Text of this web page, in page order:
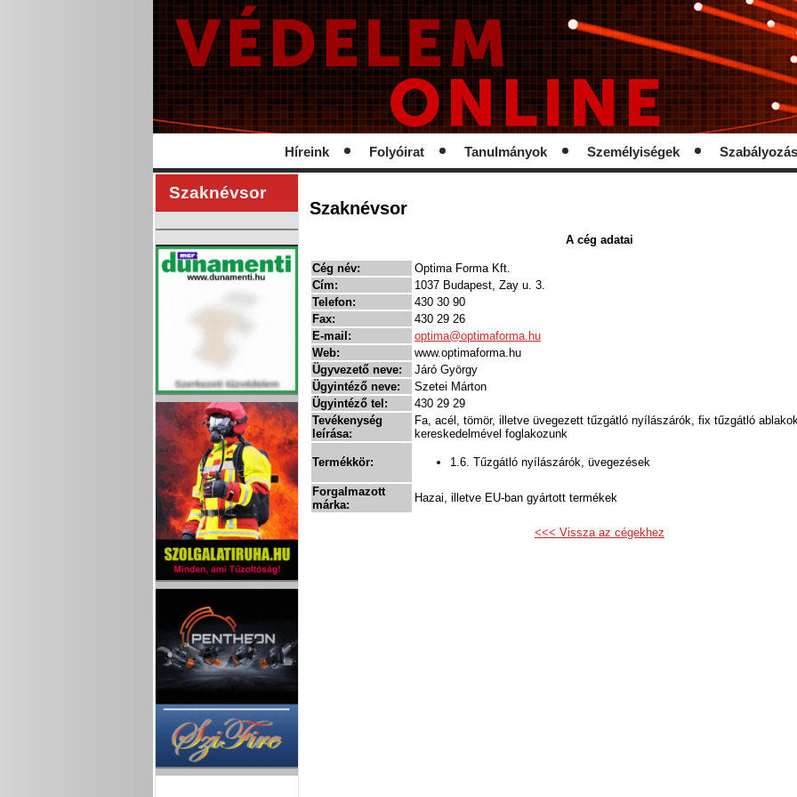
Híreink Folyóirat Tanulmányok Személyiségek Szabályozás
Szaknévsor
Szaknévsor
A cég adatai
Cég név:
Optima Forma Kft.
Cím:
1037 Budapest, Zay u. 3.
Telefon:
430 30 90
Fax:
430 29 26
E-mail:
optima@optimaforma.hu
Web:
www.optimaforma.hu
Ügyvezető neve:
Járó György
Ügyintéző neve:
Szetei Márton
Ügyintéző tel:
430 29 29
Tevékenység
leírása:
Fa, acél, tömör, illetve üvegezett tűzgátló nyílászárók, fix tűzgátló
kereskedelmével foglakozunk
Termékkör: 1.6. Tűzgátló nyílászárók, üvegezések
Forgalmazott
márka:
Hazai, illetve EU-ban gyártott termékek
<<< Vissza az cégekhez